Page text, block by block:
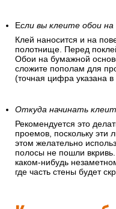
Если вы клеите обои
Клей наносится и на
полотнище. Перед
Обои на бумажной
сложите пополам для
(точная цифра указана
Откуда начинать
Рекомендуется это
проемов, поскольку эти
этом желательно
полосы не пошли
каком-нибудь
где часть стены будет